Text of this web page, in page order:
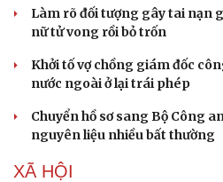
Văn hóa
Làm rõ đối tượng gây tai nạn
nữ tử vong rồi bỏ trốn
Khởi tố vợ chồng giám đốc
nước ngoài ở lại trái phép
Chuyển hồ sơ sang Bộ Công
nguyên liệu nhiều bất thường
XÃ HỘI